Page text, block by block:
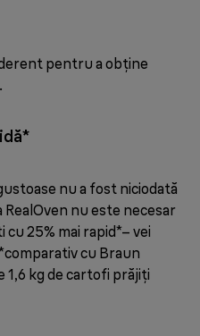
pentru a obține
nu a fost niciodată
RealOven nu este necesar
25% mai rapid*– vei
cu Braun
kg de cartofi prăjiți